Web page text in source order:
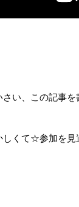
さい、この記事
しくて☆参加を見